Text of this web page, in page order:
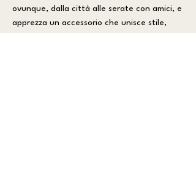
ovunque, dalla città alle serate con amici, e
apprezza un accessorio che unisce stile,